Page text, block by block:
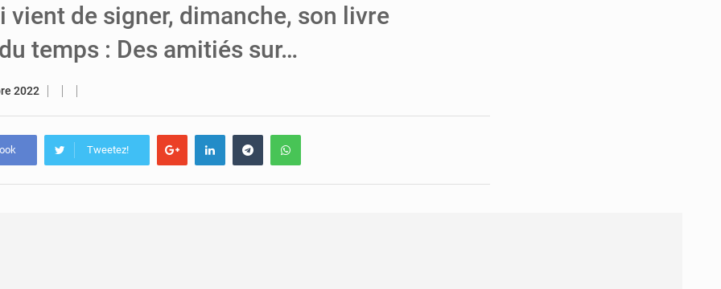
vient de signer, dimanche, son livre
temps : Des amitiés sur…
2022
Tweetez!